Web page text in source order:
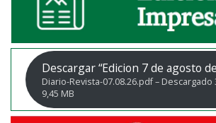
Descargar “Edicion 7 de agosto
Diario-Revista-07.08.26.pdf – Descargado
9,45 MB